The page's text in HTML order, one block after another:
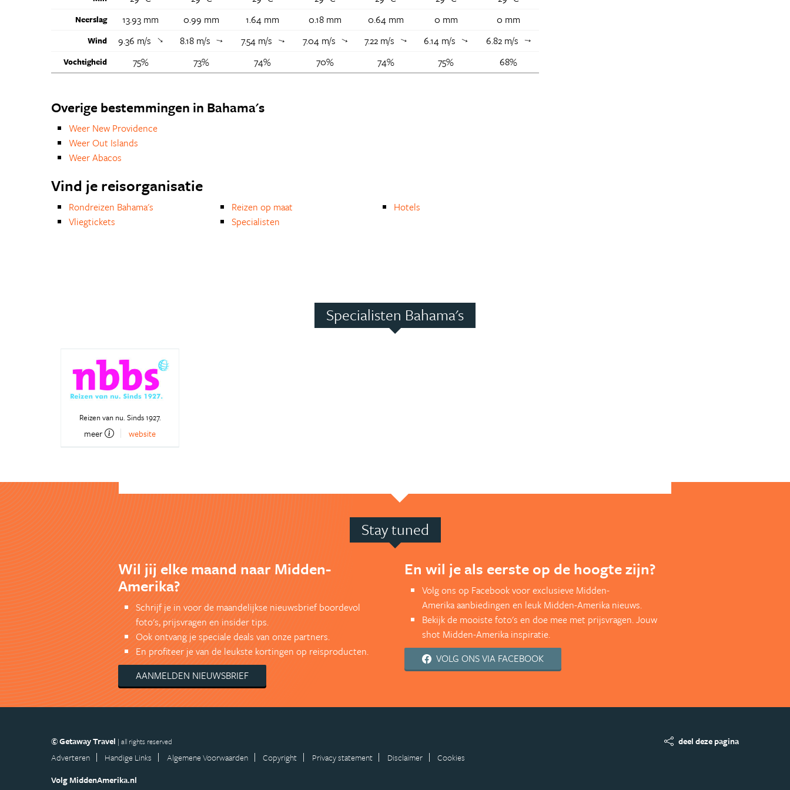
Neerslag 13.93 mm 0.99 mm 1.64 mm 0.18 mm 0.64 mm 0 mm 0 mm
Wind 9.36 m/s ↑ 8.18 m/s ↑ 7.54 m/s ↑ 7.04 m/s ↑ 7.22 m/s ↑ 6.14 m/s ↑ 6.82 m/s ↑
Vochtigheid 75% 73% 74% 70% 74% 75% 68%
Overige bestemmingen in Bahama's
Weer New Providence
Weer Out Islands
Weer Abacos
Vind je reisorganisatie
Rondreizen Bahama's
Vliegtickets
Reizen op maat
Specialisten
Hotels
Specialisten Bahama's
Reizen van nu. Sinds 1927.
meer website
Stay tuned
Wil jij elke maand naar Midden-
Amerika?
Schrijf je in voor de maandelijkse nieuwsbrief boordevol
foto's, prijsvragen en insider tips.
Ook ontvang je speciale deals van onze partners.
En profiteer je van de leukste kortingen op reisproducten.
AANMELDEN NIEUWSBRIEF
En wil je als eerste op de hoogte zijn?
Volg ons op Facebook voor exclusieve Midden-
Amerika aanbiedingen en leuk Midden-Amerika nieuws.
Bekijk de mooiste foto's en doe mee met prijsvragen. Jouw
shot Midden-Amerika inspiratie.
VOLG ONS VIA FACEBOOK
deel deze pagina
© Getaway Travel | all rights reserved
Adverteren Handige Links Algemene Voorwaarden Copyright Privacy statement Disclaimer
Cookies
Volg MiddenAmerika.nl